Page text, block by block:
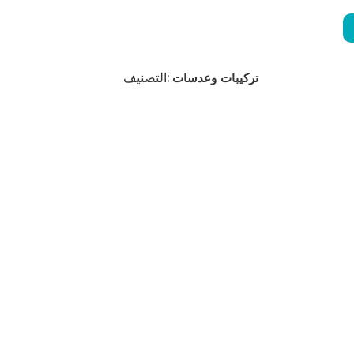
التصنيف: تركيبات وعدسات